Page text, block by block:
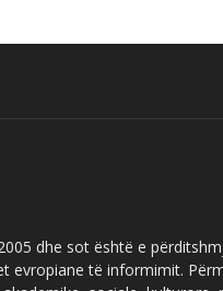
dhe sot është e
evropiane të informimit.